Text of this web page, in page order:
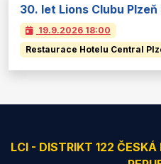
30. let Lions Clubu Plzeň
19.9.2026 18:00
Restaurace Hotelu Central
LCI - DISTRIKT 122